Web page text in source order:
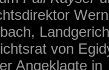
von
Angeklagte in